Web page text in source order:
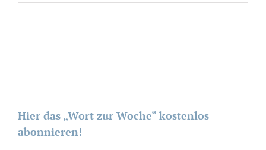
Hier das „Wort zur Woche“ kostenlos
abonnieren!